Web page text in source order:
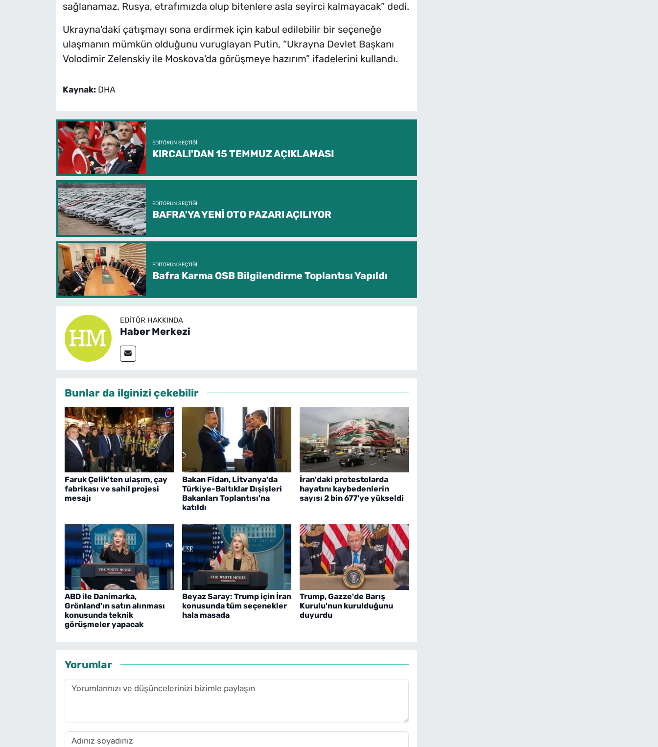
sağlanamaz. Rusya, etrafımızda olup bitenlere asla seyirci kalmayacak” dedi.
Ukrayna'daki çatışmayı sona erdirmek için kabul edilebilir bir seçeneğe
ulaşmanın mümkün olduğunu vuruglayan Putin, “Ukrayna Devlet Başkanı
Volodimir Zelenskiy ile Moskova'da görüşmeye hazırım” ifadelerini kullandı.
Kaynak: DHA
EDITÖRÜN SEÇTIĞI
KIRCALI'DAN 15 TEMMUZ AÇIKLAMASI
EDITÖRÜN SEÇTIĞI
BAFRA'YA YENİ OTO PAZARI AÇILIYOR
EDITÖRÜN SEÇTIĞI
Bafra Karma OSB Bilgilendirme Toplantısı Yapıldı
EDITÖR HAKKINDA
Haber Merkezi
Bunlar da ilginizi çekebilir
Faruk Çelik'ten ulaşım, çay
fabrikası ve sahil projesi
mesajı
Bakan Fidan, Litvanya'da
Türkiye-Baltıklar Dışişleri
Bakanları Toplantısı'na
katıldı
İran'daki protestolarda
hayatını kaybedenlerin
sayısı 2 bin 677'ye yükseldi
ABD ile Danimarka,
Grönland'ın satın alınması
konusunda teknik
görüşmeler yapacak
Beyaz Saray: Trump için İran
konusunda tüm seçenekler
hala masada
Trump, Gazze'de Barış
Kurulu'nun kurulduğunu
duyurdu
Yorumlar